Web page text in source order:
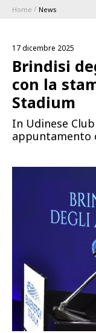
1896
Coppa Italia
Home News
17 dicembre 2025
Brindisi
con la
Stadium
In Udinese
appuntamento